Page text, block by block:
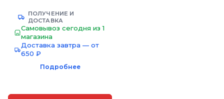
ПОЛУЧЕНИЕ И
ДОСТАВКА
Самовывоз сегодня из 1
магазина
Доставка завтра — от
650 ₽
Подробнее